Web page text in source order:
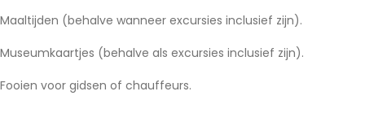
Maaltijden (behalve wanneer excursies inclusief zijn).
Museumkaartjes (behalve als excursies inclusief zijn).
Fooien voor gidsen of chauffeurs.